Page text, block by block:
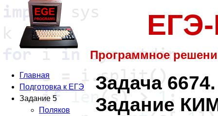
Программное
Главная
Подготовка к ЕГЭ
Задание 5
Поляков
Задача
Задание